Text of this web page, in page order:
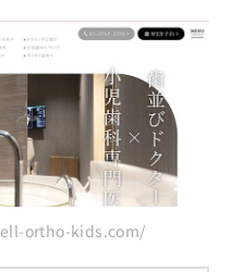
ortho-kids.com/